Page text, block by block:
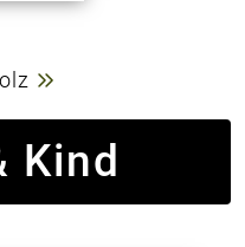
Kind